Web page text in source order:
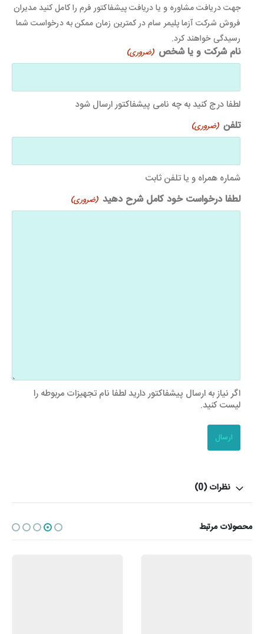
جهت دریافت مشاوره و یا دریافت پیشفاکتور فرم را کامل کنید مدیران
فروش شرکت آزما پلیمر سام در کمترین زمان ممکن به درخواست شما
رسیدگی خواهند کرد.
نام شرکت و یا شخص (ضروری)
لطفا درج کنید به چه نامی پیشفاکتور ارسال شود
تلفن (ضروری)
شماره همراه و یا تلفن ثابت
لطفا درخواست خود کامل شرح دهید (ضروری)
اگر نیاز به ارسال پیشفاکتور دارید لطفا نام تجهیزات مربوطه را
لیست کنید.
نظرات (0)
محصولات مرتبط